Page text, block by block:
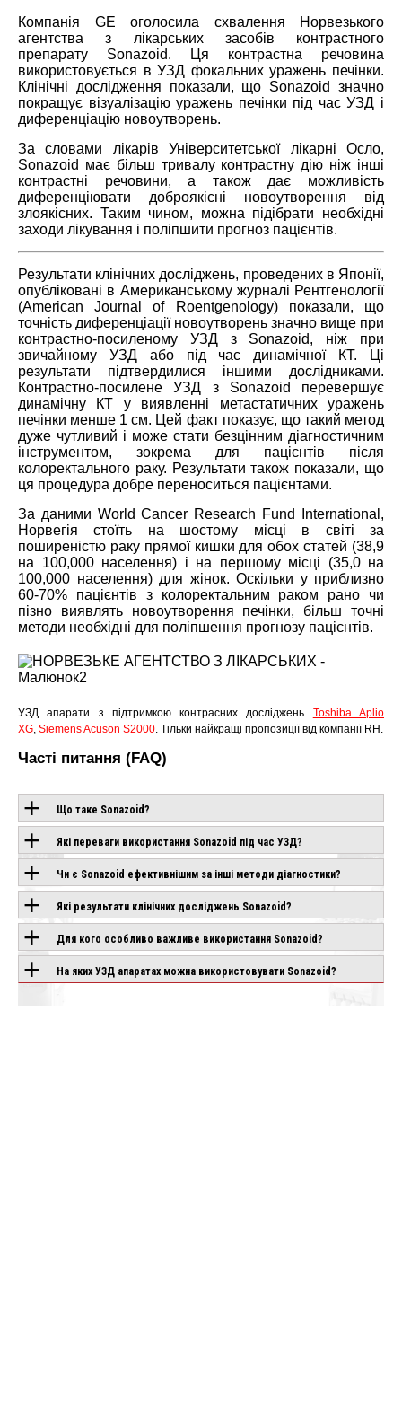
Компанія GE оголосила схвалення Норвезького
агентства з лікарських засобів контрастного
препарату Sonazoid. Ц я контрастна речовина
використовується в УЗД фокальних уражень печінки.
Клінічні дослідження показали, що Sonazoid значно
покращує візуалізацію уражень печінки під час УЗД і
диференціацію новоутворень.
За словами лікарів Університетської лікарні Осло,
Sonazoid має більш тривалуконтрастну дію ніж інші
контрастні речовини, а також дає можливість
диференціювати доброякісні новоутворення від
злоякісних. Таким чином, можна підібрати необхідні
заходи лікування і поліпшити прогноз пацієнтів.
Результати клінічних досліджень, проведених в Японії,
опубліковані в Американському журналі Рентгенології
(American Journal of Roentgenology) показали, що
точність диференціації новоутворень значно вище при
контрастно-посиленому УЗД з Sonazoid, ніж при
звичайному УЗД або під час динамічної КТ. Ці
результати підтвердилися іншими дослідниками.
Контрастно-посилене УЗД з Sonazoid перевершує
динамічну КТ у виявленні метастатичних уражень
печінки менше 1 см. Цей факт показує, що такий метод
дуже чутливий і може стати безцінним діагностичним
інструментом, зокрема для пацієнтів після
колоректального раку. Результати також показали, що
ця процедура добре переноситься пацієнтами.
За даними World Cancer Research Fund International,
Норвегія стоїть на шостому місці в світі за
поширеністю раку прямої кишки для обох статей (38,9
на 100,000 населення) і на першому місці (35,0 на
100,000 населення) для жінок. Оскільки у приблизно
60-70% пацієнтів з колоректальним раком рано чи
пізно виявлять новоутворення печінки, більш точні
методи необхідні для поліпшення прогнозу пацієнтів.
УЗД апарати з підтримкою контрасних досліджень Toshiba Aplio
XG Siemens Acuson S2000 . Тільки найкращі пропозиції від компанії RH.
Часті питання (FAQ)
Що таке Sonazoid?
Які переваги використання Sonazoid під час УЗД?
Чи є Sonazoid ефективнішим за інші методи діагностики?
Які результати клінічних досліджень Sonazoid?
Для кого особливо важливе використання Sonazoid?
На яких УЗД апаратах можна використовувати Sonazoid?
ОБЛАДНАННЯ З
ЦІЄЮ
ТЕХНОЛОГІЄЮ
AIR
CANON APLIO
CHISON SONOGO